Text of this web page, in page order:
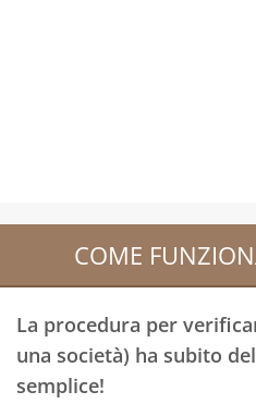
COME
La procedura per
una società) ha subito
semplice!